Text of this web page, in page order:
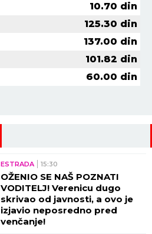
10.70 din
125.30 din
137.00 din
101.82 din
60.00 din
ESTRADA 15:30
OŽENIO SE NAŠ POZNATI
VODITELJ! Verenicu dugo
skrivao od javnosti, a ovo je
izjavio neposredno pred
venčanje!